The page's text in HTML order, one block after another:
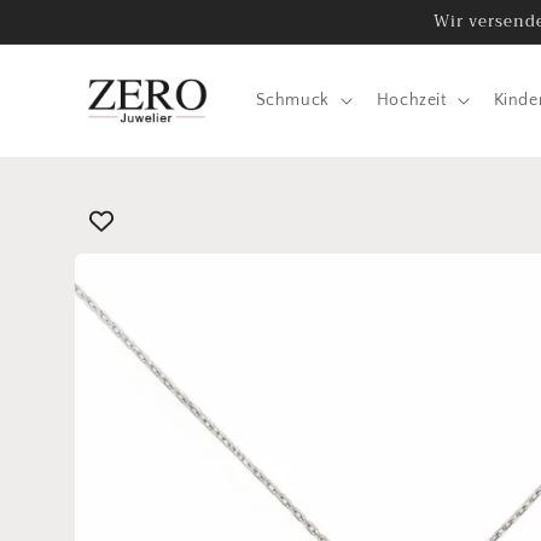
Inhalt
Wir
Schmuck Hochzeit
Produktinformationen